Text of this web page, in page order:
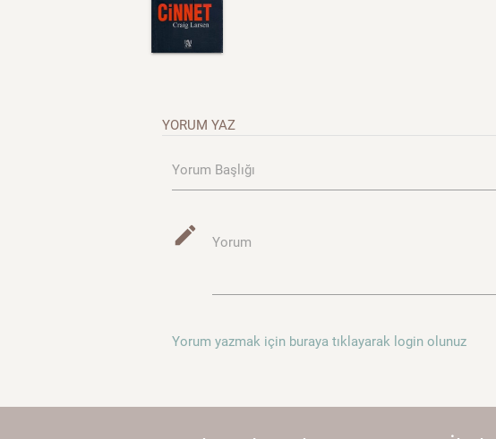
YORUM YAZ
Yorum Başlığı
mode_edit Yorum
Yorum yazmak için buraya tıklayarak login olunuz